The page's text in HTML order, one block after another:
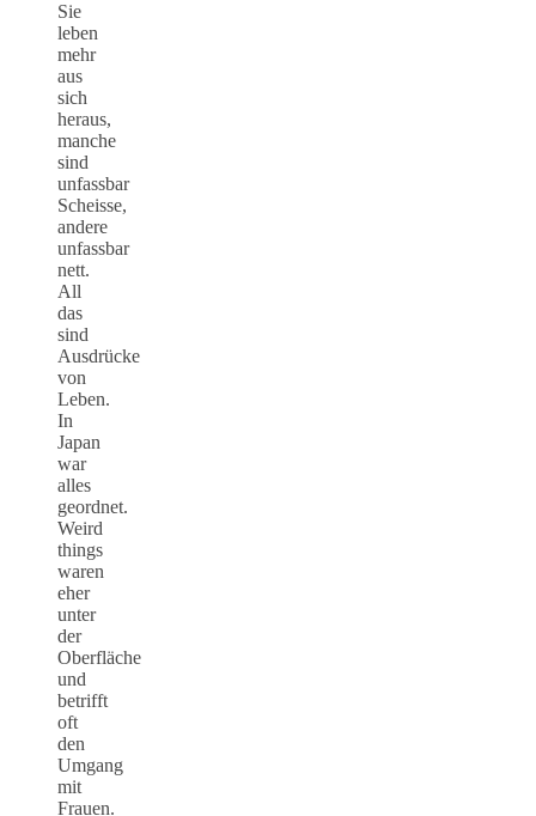
Sie
leben
mehr
aus
sich
heraus,
manche
sind
unfassbar
Scheisse,
andere
unfassbar
nett.
All
das
sind
Ausdrücke
von
Leben.
In
Japan
war
alles
geordnet.
Weird
things
waren
eher
unter
der
Oberfläche
und
betrifft
oft
den
Umgang
mit
Frauen.